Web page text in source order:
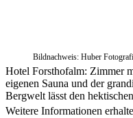
Bildnachweis: Huber
Hotel Forsthofalm: Zimmer
eigenen Sauna und der
Bergwelt lässt den
Weitere Informationen